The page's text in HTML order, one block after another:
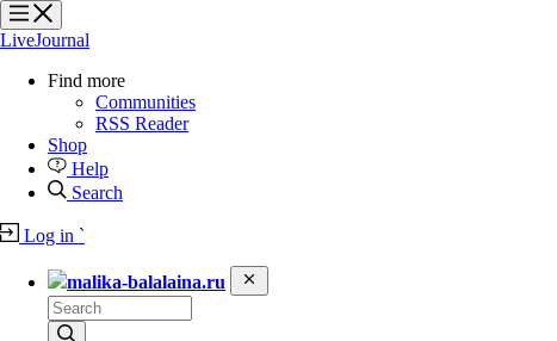
?
?
?
?
LiveJournal
Find more
Communities
RSS Reader
Shop
Help
Search
Log in `
malika-balalaina.ru